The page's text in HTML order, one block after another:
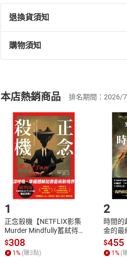
退換貨須知
退換貨規定：
(一)依消費者保護法第19條
(二)消費者訂購本店鋪之商
且已下載/存取電子書，不得
退貨方式：您欲取消訂單或
貨」，本店鋪將依您的申請進
請注意，樂天市場須以整筆
購物須知
挑選商品
Choose
購書後，如何開始使用
Step1.選擇閱讀載具
本店熱銷商品 排名期間：2026/
1
正念殺機【NETFLIX影集
Murder Mindfully蓄弒待
發】【電子書】
$308
1% (賺3點)
2
時間的
金的最
$455
1% (